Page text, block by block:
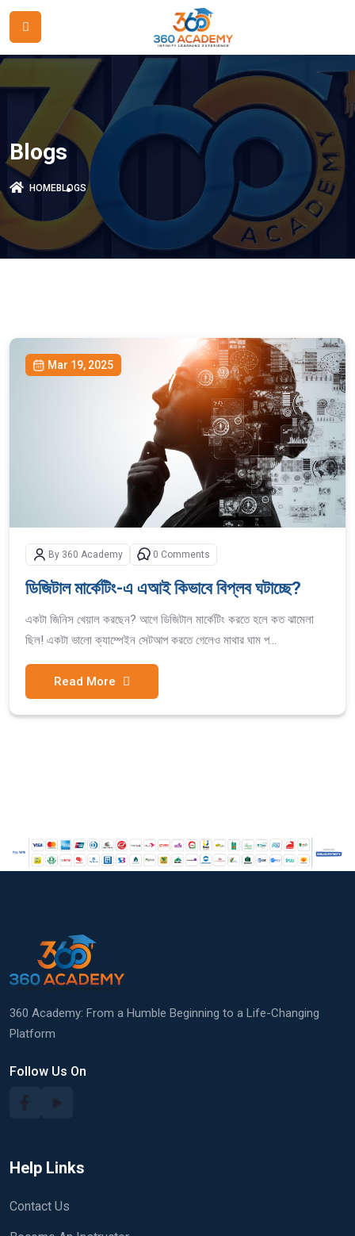
Blogs
HOMEBLOGS
Mar 19, 2025
By 360 Academy 0 Comments
ডিজিটাল মার্কেটিং-এ এআই কিভাবে বিপ্লব ঘটাচ্ছে?
একটা জিনিস খেয়াল করছেন? আগে ডিজিটাল মার্কেটিং করতে হলে কত ঝামেলা
ছিল! একটা ভালো ক্যাম্পেইন সেটআপ করতে গেলেও মাথার ঘাম প...
Read More
360 Academy: From a Humble Beginning to a Life-Changing
Platform
Follow Us On
Help Links
Contact Us